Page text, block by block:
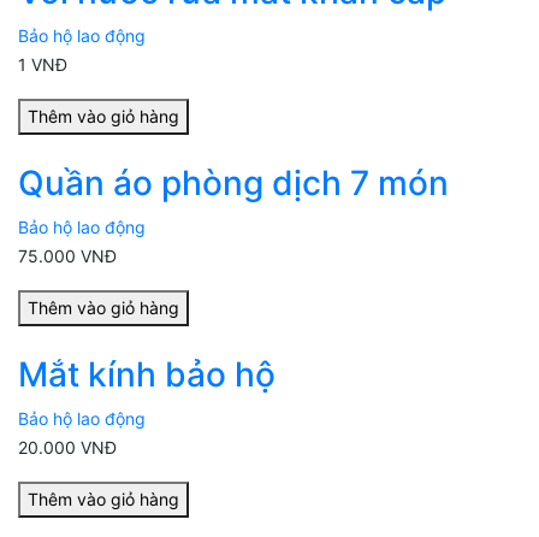
Bảo hộ lao động
1 VNĐ
Thêm vào giỏ hàng
Quần áo phòng dịch 7 món
Bảo hộ lao động
75.000 VNĐ
Thêm vào giỏ hàng
Mắt kính bảo hộ
Bảo hộ lao động
20.000 VNĐ
Thêm vào giỏ hàng